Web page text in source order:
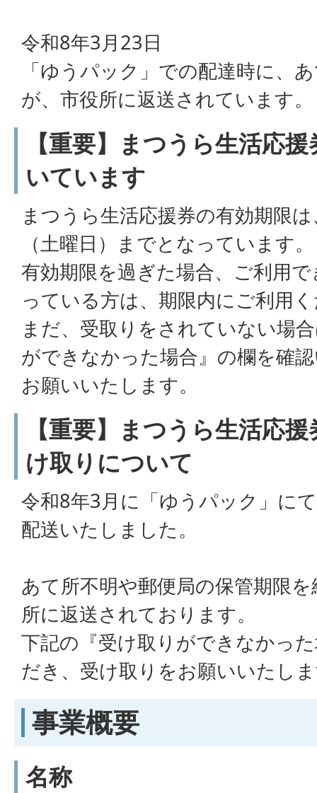
令和8年3月23日
「ゆうパック」での配達時に、
が、市役所に返送されています。
【重要】まつうら生活応
いています
まつうら生活応援券の有効期限
（土曜日）までとなっています。
有効期限を過ぎた場合、ご利用
っている方は、期限内にご利用
まだ、受取りをされていない場
ができなかった場合』の欄を確
お願いいたします。
【重要】まつうら生活応
け取りについて
令和8年3月に「ゆうパック」に
配送いたしました。
あて所不明や郵便局の保管期限
所に返送されております。
下記の『受け取りができなかっ
だき、受け取りをお願いいたし
事業概要
名称